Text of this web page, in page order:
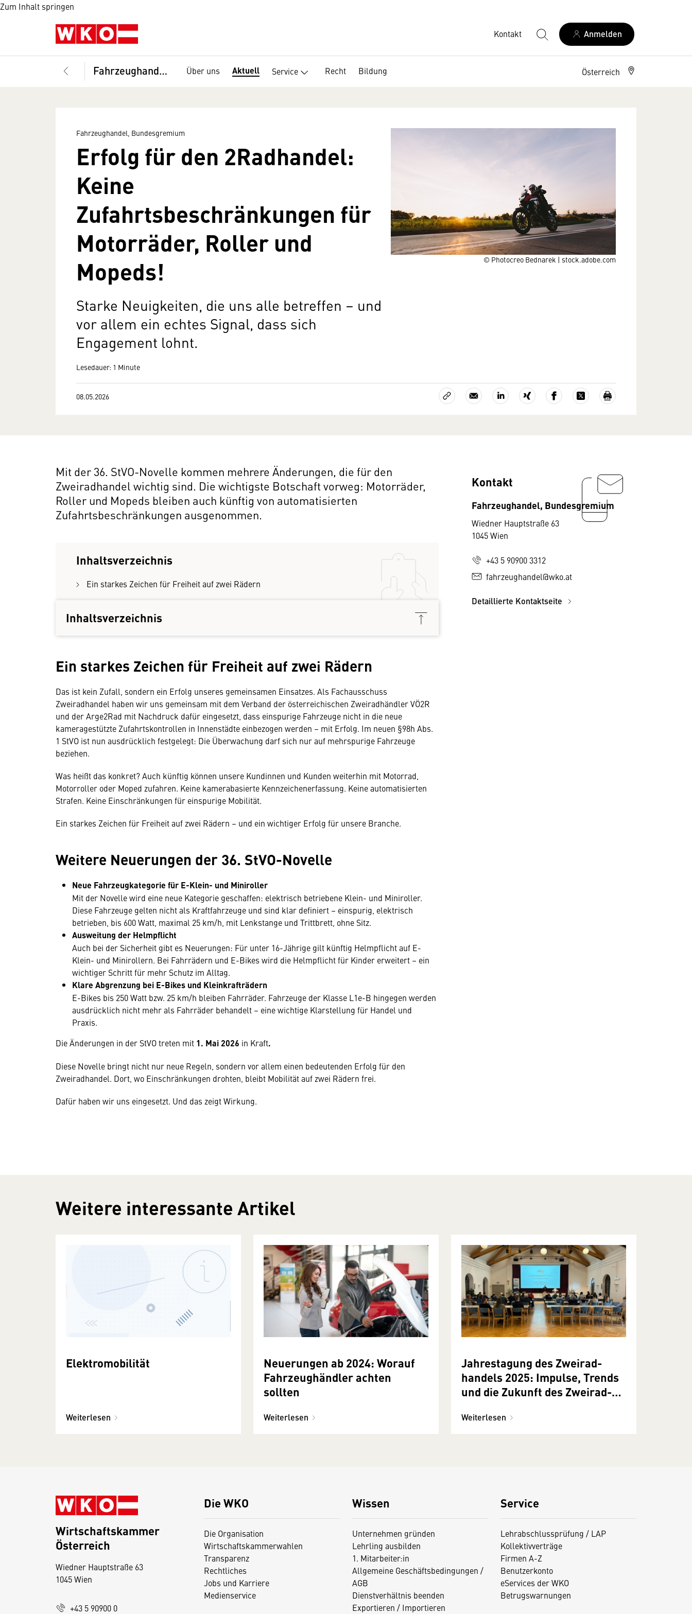
Zum Inhalt springen
Kontakt Anmelden
Fahrzeughandel, Bundesgremium Über uns Aktuell Service Recht Bildung Österreich
© Photocreo Bednarek | stock.adobe.com
Fahrzeughandel, Bundesgremium
Erfolg für den 2Radhandel:
Keine
Zufahrtsbeschränkungen für
Motorräder, Roller und
Mopeds!
Starke Neuigkeiten, die uns alle betreffen – und
vor allem ein echtes Signal, dass sich
Engagement lohnt.
Lesedauer: 1 Minute
08.05.2026
Mit der 36. StVO-Novelle kommen mehrere Änderungen, die für den
Zweiradhandel wichtig sind. Die wichtigste Botschaft vorweg: Motorräder,
Roller und Mopeds bleiben auch künftig von automatisierten
Zufahrtsbeschränkungen ausgenommen.
Inhaltsverzeichnis
Ein starkes Zeichen für Freiheit auf zwei Rädern
Inhaltsverzeichnis
Ein starkes Zeichen für Freiheit auf zwei Rädern
Das ist kein Zufall, sondern ein Erfolg unseres gemeinsamen Einsatzes. Als Fachausschuss
Zweiradhandel haben wir uns gemeinsam mit dem Verband der österreichischen Zweiradhändler VÖ2R
und der Arge2Rad mit Nachdruck dafür eingesetzt, dass einspurige Fahrzeuge nicht in die neue
kameragestützte Zufahrtskontrollen in Innenstädte einbezogen werden – mit Erfolg. Im neuen §98h Abs.
1 StVO ist nun ausdrücklich festgelegt: Die Überwachung darf sich nur auf mehrspurige Fahrzeuge
beziehen.
Was heißt das konkret? Auch künftig können unsere Kundinnen und Kunden weiterhin mit Motorrad,
Motorroller oder Moped zufahren. Keine kamerabasierte Kennzeichenerfassung. Keine automatisierten
Strafen. Keine Einschränkungen für einspurige Mobilität.
Ein starkes Zeichen für Freiheit auf zwei Rädern – und ein wichtiger Erfolg für unsere Branche.
Weitere Neuerungen der 36. StVO-Novelle
Neue Fahrzeugkategorie für E-Klein- und Miniroller
Mit der Novelle wird eine neue Kategorie geschaffen: elektrisch betriebene Klein- und Miniroller.
Diese Fahrzeuge gelten nicht als Kraftfahrzeuge und sind klar definiert – einspurig, elektrisch
betrieben, bis 600 Watt, maximal 25 km/h, mit Lenkstange und Trittbrett, ohne Sitz.
Ausweitung der Helmpflicht
Auch bei der Sicherheit gibt es Neuerungen: Für unter 16-Jährige gilt künftig Helmpflicht auf E-
Klein- und Minirollern. Bei Fahrrädern und E-Bikes wird die Helmpflicht für Kinder erweitert – ein
wichtiger Schritt für mehr Schutz im Alltag.
Klare Abgrenzung bei E-Bikes und Kleinkrafträdern
E-Bikes bis 250 Watt bzw. 25 km/h bleiben Fahrräder. Fahrzeuge der Klasse L1e-B hingegen werden
ausdrücklich nicht mehr als Fahrräder behandelt – eine wichtige Klarstellung für Handel und
Praxis.
Die Änderungen in der StVO treten mit 1. Mai 2026 in Kraft.
Diese Novelle bringt nicht nur neue Regeln, sondern vor allem einen bedeutenden Erfolg für den
Zweiradhandel. Dort, wo Einschränkungen drohten, bleibt Mobilität auf zwei Rädern frei.
Dafür haben wir uns eingesetzt. Und das zeigt Wirkung.
Kontakt
Fahrzeughandel, Bundesgremium
Wiedner Hauptstraße 63
1045 Wien
+43 5 90900 3312
fahrzeughandel@wko.at
Detaillierte Kontaktseite
Weitere interessante Artikel
Elektromobilität
Weiterlesen
Neuerungen ab 2024: Worauf
Fahrzeughändler achten
sollten
Weiterlesen
Jahrestagung des Zwei­rad­
handels 2025: Im­pulse, Trends
und die Zukunft des Zweirad­
Weiterlesen
Die WKO
Die Organisation
Wirtschaftskammerwahlen
Transparenz
Rechtliches
Jobs und Karriere
Medienservice
Wissen
Unternehmen gründen
Lehrling ausbilden
1. Mitarbeiter:in
Allgemeine Geschäftsbedingungen /
AGB
Dienstverhältnis beenden
Exportieren / Importieren
Service
Lehrabschlussprüfung / LAP
Kollektivverträge
Firmen A-Z
Benutzerkonto
eServices der WKO
Betrugswarnungen
Wirtschaftskammer
Österreich
Wiedner Hauptstraße 63
1045 Wien
+43 5 90900 0